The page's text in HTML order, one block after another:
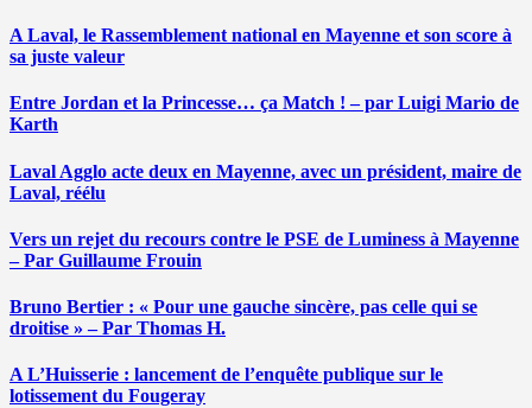
A Laval, le Rassemblement national en Mayenne et son score à
sa juste valeur
Entre Jordan et la Princesse… ça Match ! – par Luigi Mario de
Karth
Laval Agglo acte deux en Mayenne, avec un président, maire de
Laval, réélu
Vers un rejet du recours contre le PSE de Luminess à Mayenne
– Par Guillaume Frouin
Bruno Bertier : « Pour une gauche sincère, pas celle qui se
droitise » – Par Thomas H.
A L’Huisserie : lancement de l’enquête publique sur le
lotissement du Fougeray